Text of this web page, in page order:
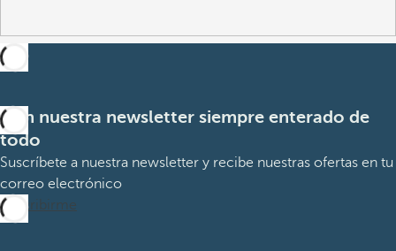
Con nuestra newsletter siempre enterado de
todo
Suscríbete a nuestra newsletter y recibe nuestras ofertas en tu
correo electrónico
Suscribirme